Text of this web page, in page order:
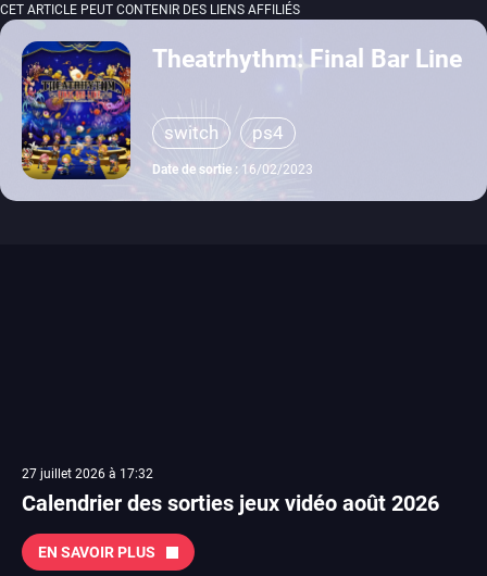
CET ARTICLE PEUT CONTENIR DES LIENS AFFILIÉS
Theatrhythm: Final Bar Line
switch ps4
Date de sortie : 16/02/2023
27 juillet 2026 à 17:32
Calendrier des sorties jeux vidéo août 2026
EN SAVOIR PLUS